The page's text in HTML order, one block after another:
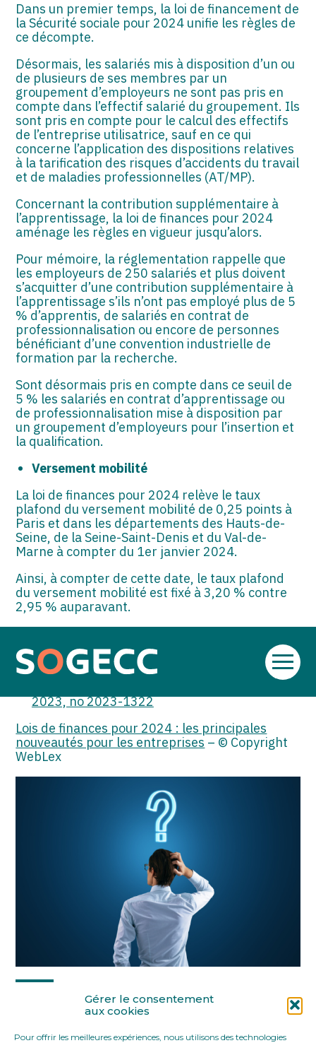
Gérer le consentement
aux cookies
Pour offrir les meilleures expériences, nous utilisons des technologies
Aller
Dans un premier temps, la loi de financement de
la Sécurité sociale pour 2024 unifie les règles de
ce décompte.
Désormais, les salariés mis à disposition d’un ou
de plusieurs de ses membres par un
groupement d’employeurs ne sont pas pris en
compte dans l’effectif salarié du groupement. Ils
sont pris en compte pour le calcul des effectifs
de l’entreprise utilisatrice, sauf en ce qui
concerne l’application des dispositions relatives
à la tarification des risques d’accidents du travail
et de maladies professionnelles (AT/MP).
Concernant la contribution supplémentaire à
l’apprentissage, la loi de finances pour 2024
aménage les règles en vigueur jusqu’alors.
Pour mémoire, la réglementation rappelle que
les employeurs de 250 salariés et plus doivent
s’acquitter d’une contribution supplémentaire à
l’apprentissage s’ils n’ont pas employé plus de 5
% d’apprentis, de salariés en contrat de
professionnalisation ou encore de personnes
bénéficiant d’une convention industrielle de
formation par la recherche.
Sont désormais pris en compte dans ce seuil de
5 % les salariés en contrat d’apprentissage ou
de professionnalisation mise à disposition par
un groupement d’employeurs pour l’insertion et
la qualification.
Versement mobilité
La loi de finances pour 2024 relève le taux
plafond du versement mobilité de 0,25 points à
Paris et dans les départements des Hauts-de-
Seine, de la Seine-Saint-Denis et du Val-de-
Marne à compter du 1er janvier 2024.
Ainsi, à compter de cette date, le taux plafond
du versement mobilité est fixé à 3,20 % contre
2,95 % auparavant.
Loi de financement de la Sécurité sociale pour
2024 du 26 décembre 2023, no 2023-1250
2023, no 2023-1322
Lois de finances pour 2024 : les principales
nouveautés pour les entreprises – © Copyright
WebLex